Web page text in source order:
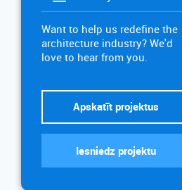
Want to help us redefine the
architecture industry? We'd
love to hear from you.
Apskatīt projektus
Iesniedz projektu